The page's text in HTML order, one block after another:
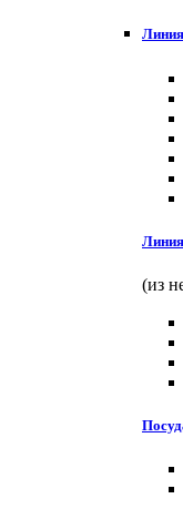
(из